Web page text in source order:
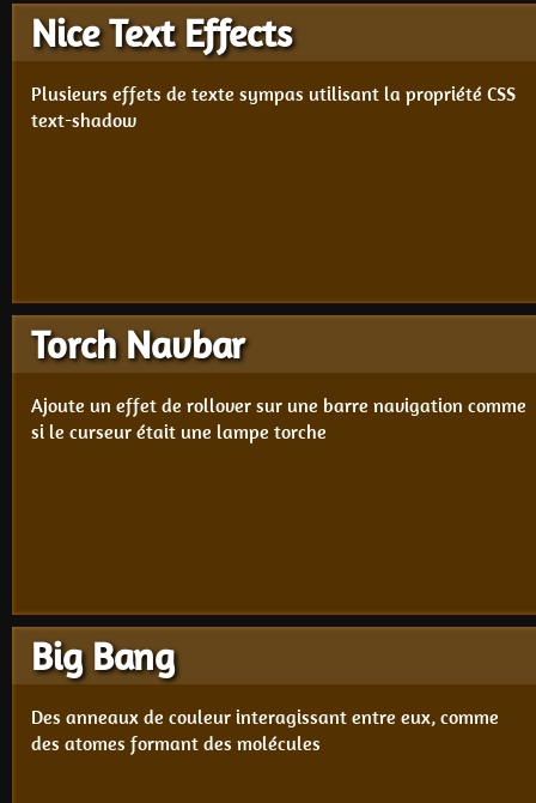
Nice Text Effects
Plusieurs effets de texte sympas utilisant la propriété CSS
text-shadow
Torch Navbar
Ajoute un effet de rollover sur une barre navigation comme
si le curseur était une lampe torche
Big Bang
Des anneaux de couleur interagissant entre eux, comme
des atomes formant des molécules